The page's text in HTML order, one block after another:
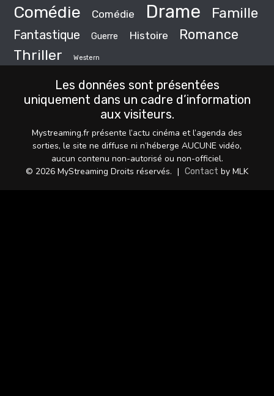
Comédie Comédie Drame Famille
Fantastique Guerre Histoire Romance
Thriller Western
Les données sont présentées
uniquement dans un cadre d’information
aux visiteurs.
Mystreaming.fr présente l’actu cinéma et l’agenda des
sorties, le site ne diffuse ni n’héberge AUCUNE vidéo,
aucun contenu non-autorisé ou non-officiel.
© 2026 MyStreaming Droits réservés. | Contact by MLK